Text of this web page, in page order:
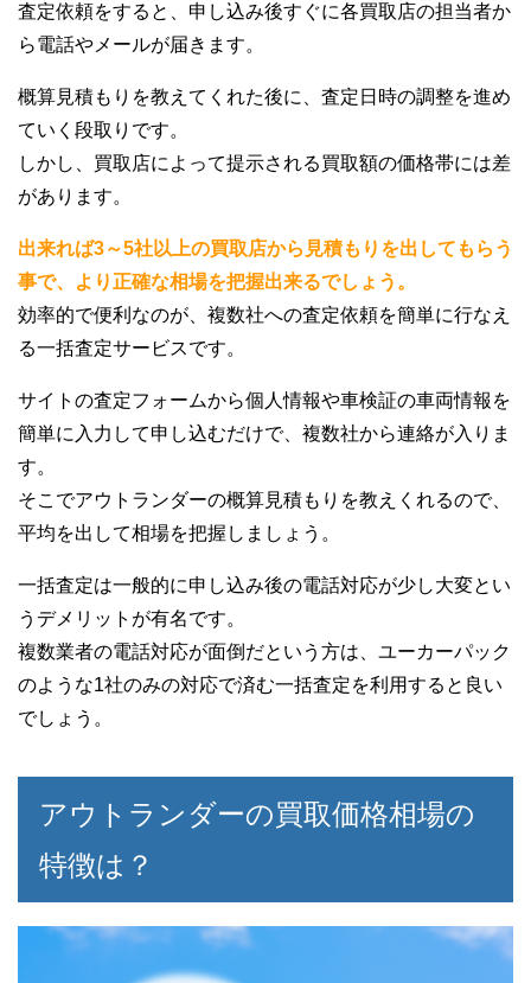
査定依頼をすると、申し込み後すぐに各買取店の担当者か
ら電話やメールが届きます。
概算見積もりを教えてくれた後に、査定日時の調整を進め
ていく段取りです。
しかし、買取店によって提示される買取額の価格帯には差
があります。
出来れば3～5社以上の買取店から見積もりを出してもらう
事で、より正確な相場を把握出来るでしょう。
効率的で便利なのが、複数社への査定依頼を簡単に行なえ
る一括査定サービスです。
サイトの査定フォームから個人情報や車検証の車両情報を
簡単に入力して申し込むだけで、複数社から連絡が入りま
す。
そこでアウトランダーの概算見積もりを教えくれるので、
平均を出して相場を把握しましょう。
一括査定は一般的に申し込み後の電話対応が少し大変とい
うデメリットが有名です。
複数業者の電話対応が面倒だという方は、ユーカーパック
のような1社のみの対応で済む一括査定を利用すると良い
でしょう。
アウトランダーの買取価格相場の
特徴は？